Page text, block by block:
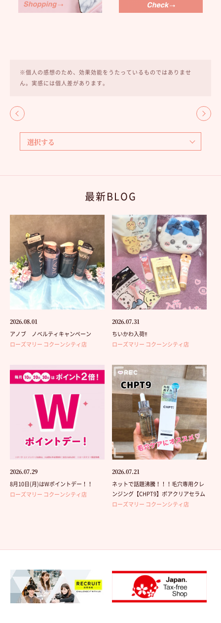
※個人の感想のため、効果効能をうたっているものではありませ
ん。実感には個人差があります。
最新BLOG
2026.08.01
アノブ ノベルティキャンペーン
ローズマリー コクーンシティ店
2026.07.31
ちいかわ入荷‼️
ローズマリー コクーンシティ店
2026.07.29
8月10日(月)はWポイントデー！！
ローズマリー コクーンシティ店
2026.07.21
ネットで話題沸騰！！！毛穴専用クレ
ンジング【CHPT9】ポアクリアセラム
ローズマリー コクーンシティ店